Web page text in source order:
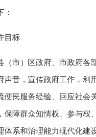
：
目标
（市）区政府、市政府各
声音，宣传政府工作，利
便民服务经验、回应社会
保障群众知情权、参与权
体系和治理能力现代化建